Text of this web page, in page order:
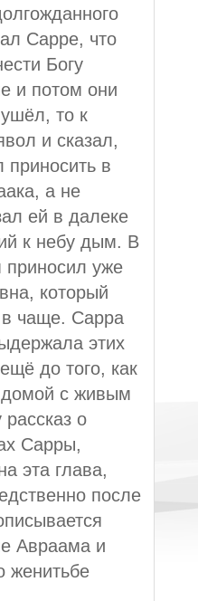
Сарре, что
Богу
и потом они
то к
и сказал,
в
а не
ей в далеке
к небу дым. В
уже
который
в чаще. Сарра
этих
до того, как
с живым
о
Сарры,
эта глава,
после
Авраама и
женитьбе